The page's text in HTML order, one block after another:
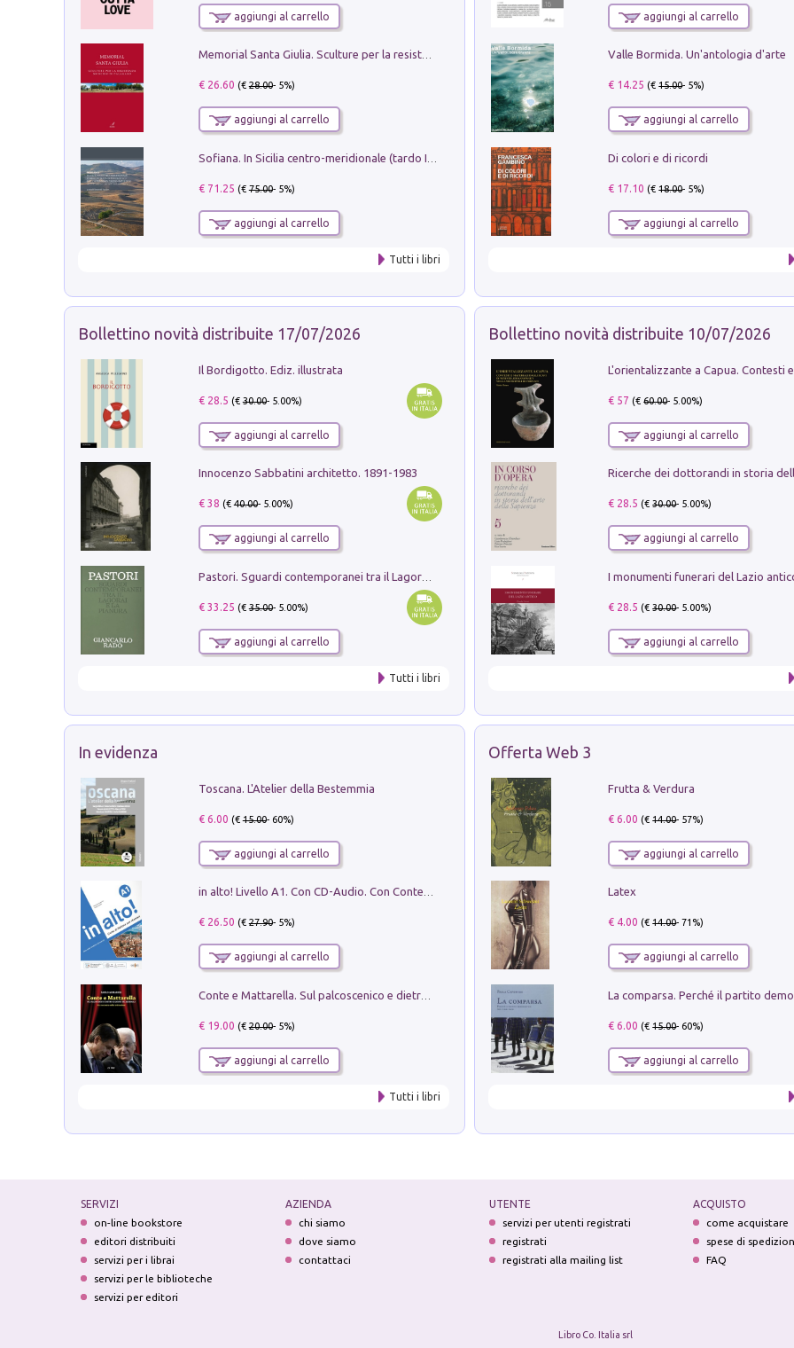
aggiungi al carrello
Memorial Santa Giulia. Sculture per la resistenza Monchio di Palagano
€ 26.60 (€28.00- 5%)
aggiungi al carrello
€ 71.25 (€75.00- 5%)
aggiungi al carrello
Tutti i libri
aggiungi al carrello
Valle Bormida. Un'antologia d'arte
€ 14.25 (€15.00- 5%)
aggiungi al carrello
Di colori e di ricordi
€ 17.10 (€18.00- 5%)
aggiungi al carrello
Bollettino novità distribuite 17/07/2026
Il Bordigotto. Ediz. illustrata
€ 28.5 (€30.00- 5.00%)
aggiungi al carrello
Innocenzo Sabbatini architetto. 1891-1983
€ 38 (€40.00- 5.00%)
aggiungi al carrello
Pastori. Sguardi contemporanei tra il Lagorai e la pianura. Ediz. illustrata
€ 33.25 (€35.00- 5.00%)
aggiungi al carrello
Tutti i libri
Bollettino novità distribuite 10/07/2026
€ 57 (€60.00- 5.00%)
aggiungi al carrello
€ 28.5 (€30.00- 5.00%)
aggiungi al carrello
€ 28.5 (€30.00- 5.00%)
aggiungi al carrello
In evidenza
Toscana. L'Atelier della Bestemmia
€ 6.00 (€15.00- 60%)
aggiungi al carrello
in alto! Livello A1. Con CD-Audio. Con Contenuto digitale per accesso on line
€ 26.50 (€27.90- 5%)
aggiungi al carrello
Conte e Mattarella. Sul palcoscenico e dietro le quinte del Quirinale. Un racconto sulle istituzioni
€ 19.00 (€20.00- 5%)
aggiungi al carrello
Tutti i libri
Offerta Web 3
Frutta & Verdura
€ 6.00 (€14.00- 57%)
aggiungi al carrello
Latex
€ 4.00 (€14.00- 71%)
aggiungi al carrello
€ 6.00 (€15.00- 60%)
aggiungi al carrello
SERVIZI
on-line bookstore
editori distribuiti
servizi per i librai
servizi per le biblioteche
servizi per editori
AZIENDA
chi siamo
dove siamo
contattaci
UTENTE
servizi per utenti registrati
registrati
registrati alla mailing list
ACQUISTO
come acquistare
spese di
FAQ
Libro Co. Italia srl